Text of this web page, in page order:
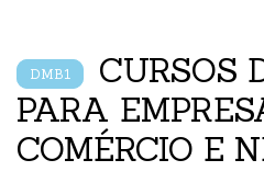
DMB1
CURSOS
PARA
COMÉRCIO E